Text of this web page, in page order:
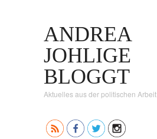
ANDREA
JOHLIGE
BLOGGT
Aktuelles aus der politischen Arbeit